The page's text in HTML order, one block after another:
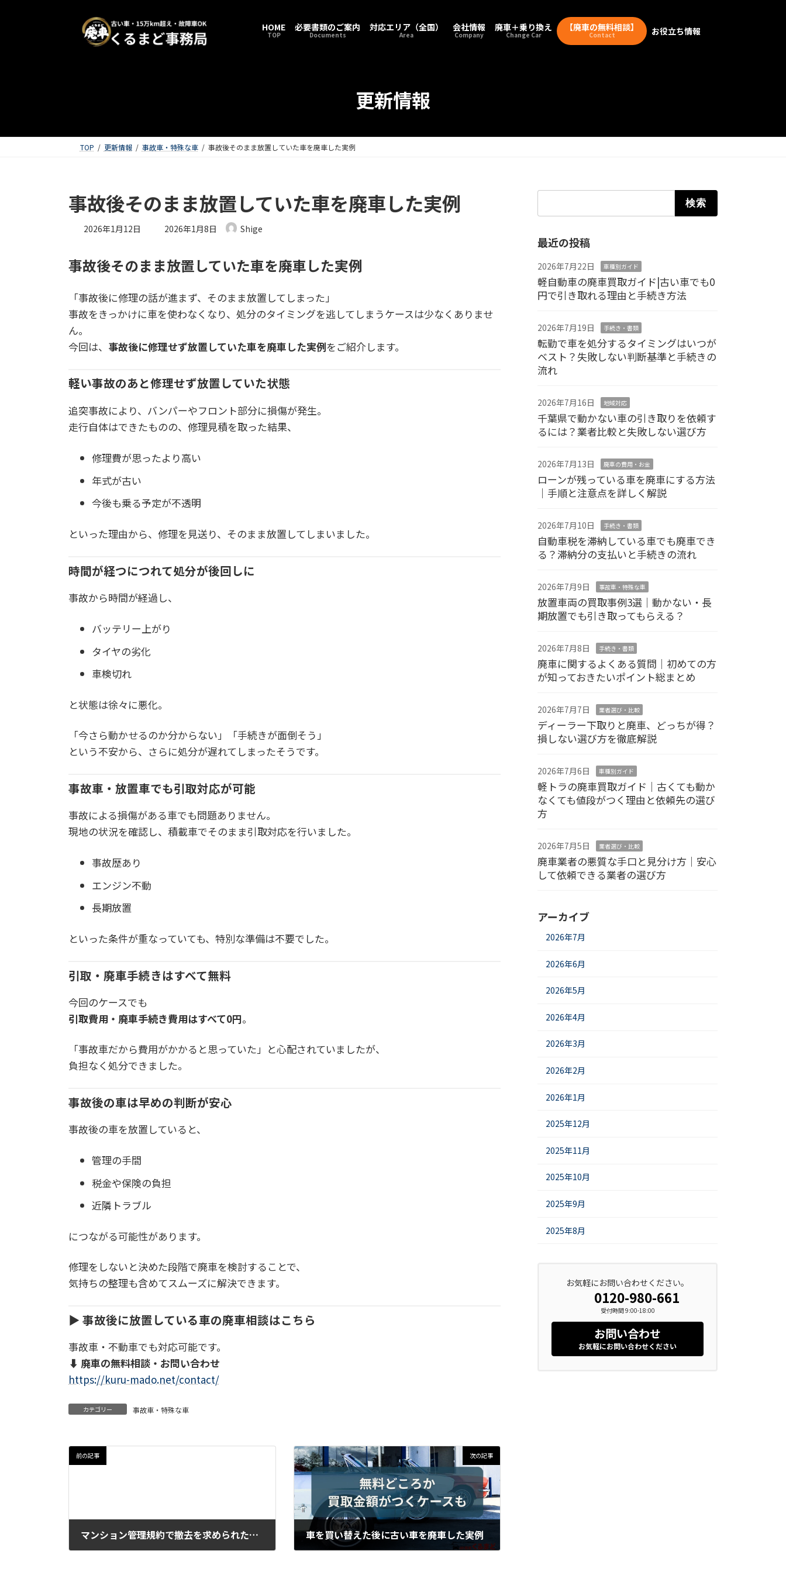
HOME
TOP
必要書類のご案内
Documents
対応エリア（全国）
Area
会社情報
Company
廃車＋乗り換え
Change Car
【廃車の無料相談】
Contact お役立ち情報
更新情報
TOP 更新情報 事故車・特殊な車 事故後そのまま放置していた車を廃車した実例
事故後そのまま放置していた車を廃車した実例
2026年1月12日 最終更新日時 :
2026年1月8日 Shige
事故後そのまま放置していた車を廃車した実例
「事故後に修理の話が進まず、そのまま放置してしまった」
事故をきっかけに車を使わなくなり、処分のタイミングを逃してしまうケースは少なくありませ
ん。
今回は、 事故後に修理せず放置していた車を廃車した実例をご紹介します。
軽い事故のあと修理せず放置していた状態
追突事故により、バンパーやフロント部分に損傷が発生。
走行自体はできたものの、修理見積を取った結果、
修理費が思ったより高い
年式が古い
今後も乗る予定が不透明
といった理由から、修理を見送り、そのまま放置してしまいました。
時間が経つにつれて処分が後回しに
事故から時間が経過し、
バッテリー上がり
タイヤの劣化
車検切れ
と状態は徐々に悪化。
「今さら動かせるのか分からない」「手続きが面倒そう」
という不安から、さらに処分が遅れてしまったそうです。
事故車・放置車でも引取対応が可能
事故による損傷がある車でも問題ありません。
現地の状況を確認し、積載車でそのまま引取対応を行いました。
事故歴あり
エンジン不動
長期放置
といった条件が重なっていても、特別な準備は不要でした。
引取・廃車手続きはすべて無料
今回のケースでも
引取費用・廃車手続き費用はすべて0円。
「事故車だから費用がかかると思っていた」と心配されていましたが、
負担なく処分できました。
事故後の車は早めの判断が安心
事故後の車を放置していると、
管理の手間
税金や保険の負担
近隣トラブル
につながる可能性があります。
修理をしないと決めた段階で廃車を検討することで、
気持ちの整理も含めてスムーズに解決できます。
▶ 事故後に放置している車の廃車相談はこちら
事故車・不動車でも対応可能です。
⬇️ 廃車の無料相談・お問い合わせ
https://kuru-mado.net/contact/
カテゴリー 事故車・特殊な車
前の記事
マンション管理規約で撤去を求められた車を廃車した実例
次の記事
車を買い替えた後に古い車を廃車した実例
最近の投稿
2026年7月22日 車種別ガイド
軽自動車の廃車買取ガイド|古い車でも0
円で引き取れる理由と手続き方法
2026年7月19日 手続き・書類
転勤で車を処分するタイミングはいつが
ベスト？失敗しない判断基準と手続きの
流れ
2026年7月16日 地域対応
千葉県で動かない車の引き取りを依頼す
るには？業者比較と失敗しない選び方
2026年7月13日 廃車の費用・お金
ローンが残っている車を廃車にする方法
｜手順と注意点を詳しく解説
2026年7月10日 手続き・書類
自動車税を滞納している車でも廃車でき
る？滞納分の支払いと手続きの流れ
2026年7月9日 事故車・特殊な車
放置車両の買取事例3選｜動かない・長
期放置でも引き取ってもらえる？
2026年7月8日 手続き・書類
廃車に関するよくある質問｜初めての方
が知っておきたいポイント総まとめ
2026年7月7日 業者選び・比較
ディーラー下取りと廃車、どっちが得？
損しない選び方を徹底解説
2026年7月6日 車種別ガイド
軽トラの廃車買取ガイド｜古くても動か
なくても値段がつく理由と依頼先の選び
方
2026年7月5日 業者選び・比較
廃車業者の悪質な手口と見分け方｜安心
して依頼できる業者の選び方
アーカイブ
2026年7月
2026年6月
2026年5月
2026年4月
2026年3月
2026年2月
2026年1月
2025年12月
2025年11月
2025年10月
2025年9月
2025年8月
お気軽にお問い合わせください。
0120-980-661
受付時間 9:00-18:00
お問い合わせ
お気軽にお問い合わせください